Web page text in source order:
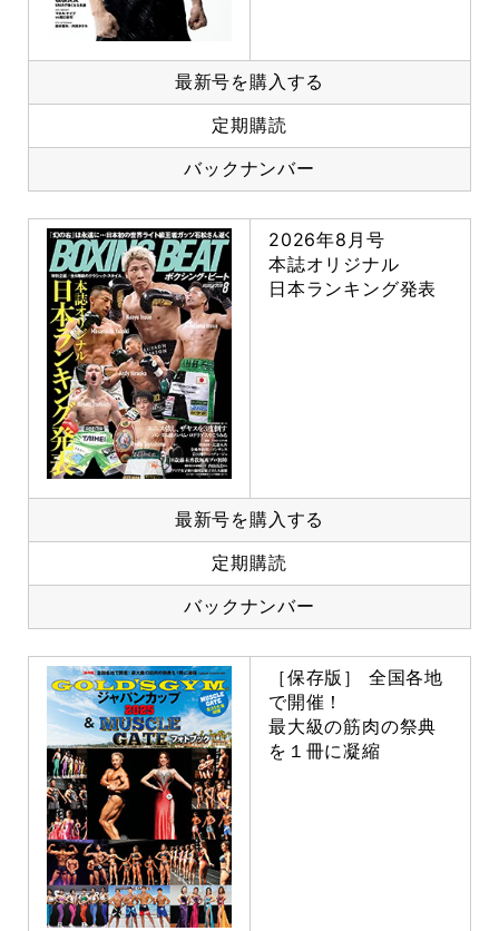
最新号を購入する
定期購読
バックナンバー
2026年8月号
本誌オリジナル
日本ランキング発表
最新号を購入する
定期購読
バックナンバー
［保存版］ 全国各地
で開催！
最大級の筋肉の祭典
を１冊に凝縮